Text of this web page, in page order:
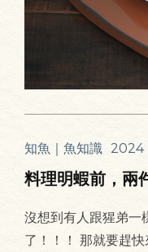
知魚｜魚知識 2024
料理明蝦前，兩
沒想到有人跟猩弟一
了！！！ 那就要趕